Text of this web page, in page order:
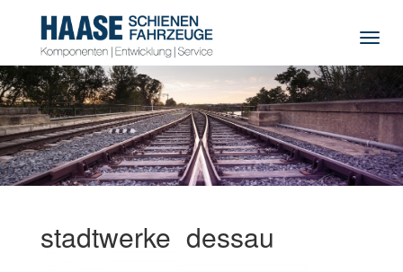
stadtwerke_dessau